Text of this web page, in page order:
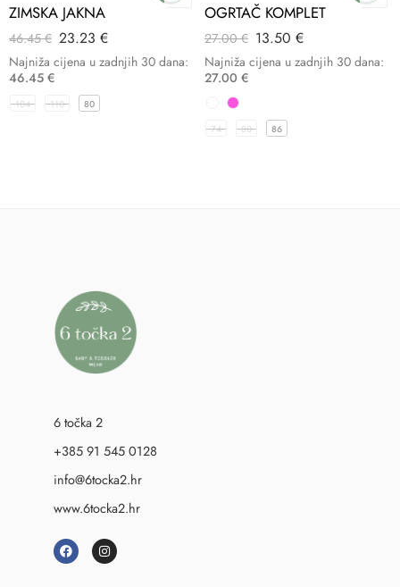
ZIMSKA JAKNA
46.45€ 23.23 €
Najniža cijena u zadnjih 30 dana:
46.45 €
104 110 80
OGRTAČ KOMPLET
27.00€ 13.50 €
Najniža cijena u zadnjih 30 dana:
27.00 €
74 80 86
6 točka 2
+385 91 545 0128
info@6tocka2.hr
www.6tocka2.hr